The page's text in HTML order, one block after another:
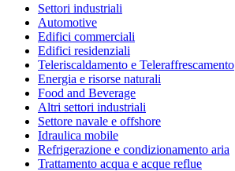
Settori industriali
Automotive
Edifici commerciali
Edifici residenziali
Teleriscaldamento e Teleraffrescamento
Energia e risorse naturali
Food and Beverage
Altri settori industriali
Settore navale e offshore
Idraulica mobile
Refrigerazione e condizionamento aria
Trattamento acqua e acque reflue